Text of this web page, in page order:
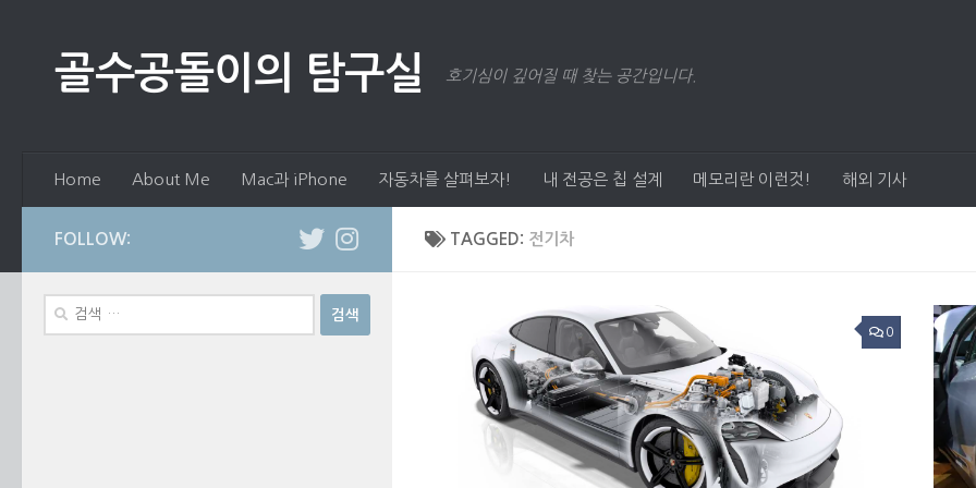
골수공돌이의 탐구실 호기심이 깊어질 때 찾는 공간입니다.
Home About Me Mac과 iPhone 자동차를 살펴보자! 내 전공은 칩 설계 메모리란 이런것! 해외 기사
TAGGED: 전기차
0
FOLLOW: